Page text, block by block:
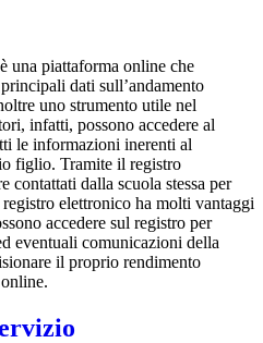
una piattaforma online che
dati sull’andamento
uno strumento utile nel
infatti, possono accedere al
le informazioni inerenti al
figlio. Tramite il registro
contattati dalla scuola stessa per
elettronico ha molti vantaggi
accedere sul registro per
eventuali comunicazioni della
il proprio rendimento